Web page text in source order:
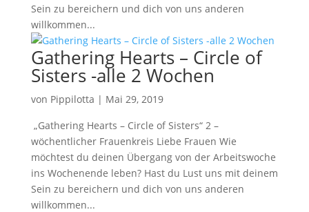
Sein zu bereichern und dich von uns anderen
willkommen...
Gathering Hearts – Circle of
Sisters -alle 2 Wochen
von Pippilotta | Mai 29, 2019
„Gathering Hearts – Circle of Sisters“ 2 –
wöchentlicher Frauenkreis Liebe Frauen Wie
möchtest du deinen Übergang von der Arbeitswoche
ins Wochenende leben? Hast du Lust uns mit deinem
Sein zu bereichern und dich von uns anderen
willkommen...